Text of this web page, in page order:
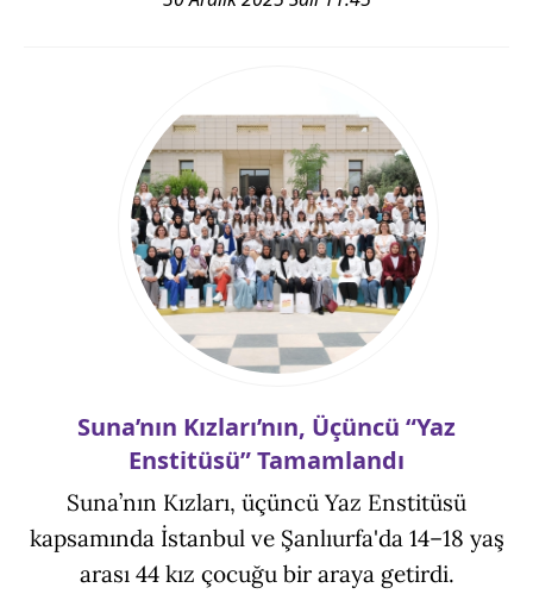
Suna’nın Kızları’nın, Üçüncü “Yaz
Enstitüsü” Tamamlandı
Suna’nın Kızları, üçüncü Yaz Enstitüsü
kapsamında İstanbul ve Şanlıurfa'da 14–18 yaş
arası 44 kız çocuğu bir araya getirdi.